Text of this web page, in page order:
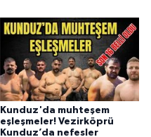
Kunduz'da muhteşem
eşleşmeler! Vezirköprü
Kunduz’da nefesler